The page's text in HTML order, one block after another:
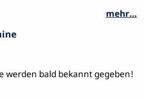
mehr...
werden bald bekannt gegeben!